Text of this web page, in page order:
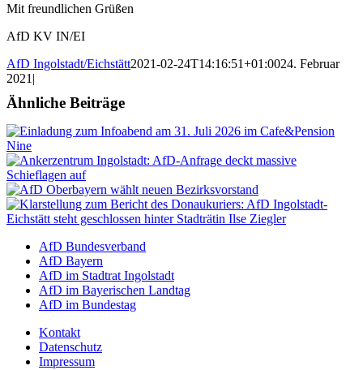
Mit freundlichen Grüßen
AfD KV IN/EI
AfD Ingolstadt/Eichstätt2021-02-24T14:16:51+01:0024. Februar
2021 |
Ähnliche Beiträge
AfD Bundesverband
AfD Bayern
AfD im Stadtrat Ingolstadt
AfD im Bayerischen Landtag
AfD im Bundestag
Kontakt
Datenschutz
Impressum